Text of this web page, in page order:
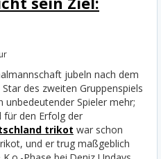
jubeln nach dem
des zweiten Gruppenspiels
unbedeutender Spieler mehr;
für den Erfolg der
trikot war schon
und er trug maßgeblich